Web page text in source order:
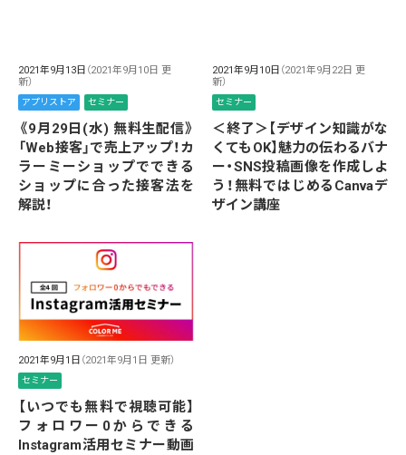
2021年9月13日 （2021年9月10日 更
新）
アプリストア セミナー
《9月29日(水) 無料生配信》
「Web接客」で売上アップ！カ
ラーミーショップでできる
ショップに合った接客法を
解説！
2021年9月10日 （2021年9月22日 更
新）
セミナー
＜終了＞【デザイン知識がな
くてもOK】魅力の伝わるバナ
ー・SNS投稿画像を作成しよ
う！無料ではじめるCanvaデ
ザイン講座
2021年9月1日 （2021年9月1日 更新）
セミナー
【いつでも無料で視聴可能】
フォロワー0からできる
Instagram活用セミナー動画